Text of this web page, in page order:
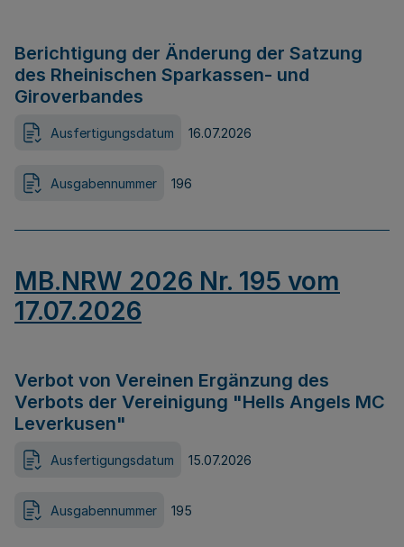
Berichtigung der Änderung der Satzung
des Rheinischen Sparkassen- und
Giroverbandes
Ausfertigungsdatum 16.07.2026
Ausgabennummer 196
MB.NRW 2026 Nr. 195 vom
17.07.2026
Verbot von Vereinen Ergänzung des
Verbots der Vereinigung "Hells Angels MC
Leverkusen"
Ausfertigungsdatum 15.07.2026
Ausgabennummer 195